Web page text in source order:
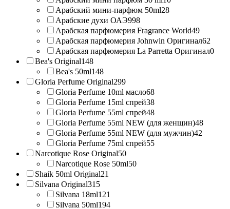
Арабский мини-парфюм 50ml28
Арабские духи ОАЭ998
Арабская парфюмерия Fragrance World49
Арабская парфюмерия Johnwin Оригинал62
Арабская парфюмерия La Parretta Оригинал0
Bea's Original148
Bea's 50ml148
Gloria Perfume Original299
Gloria Perfume 10ml масло68
Gloria Perfume 15ml спрей38
Gloria Perfume 55ml спрей48
Gloria Perfume 55ml NEW (для женщин)48
Gloria Perfume 55ml NEW (для мужчин)42
Gloria Perfume 75ml спрей55
Narcotique Rose Original50
Narcotique Rose 50ml50
Shaik 50ml Original21
Silvana Original315
Silvana 18ml121
Silvana 50ml194